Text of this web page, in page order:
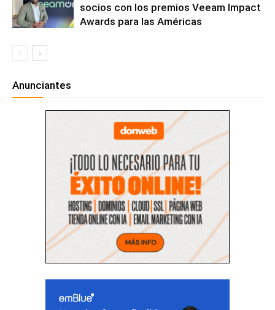
socios con los premios Veeam Impact
Awards para las Américas
Anunciantes